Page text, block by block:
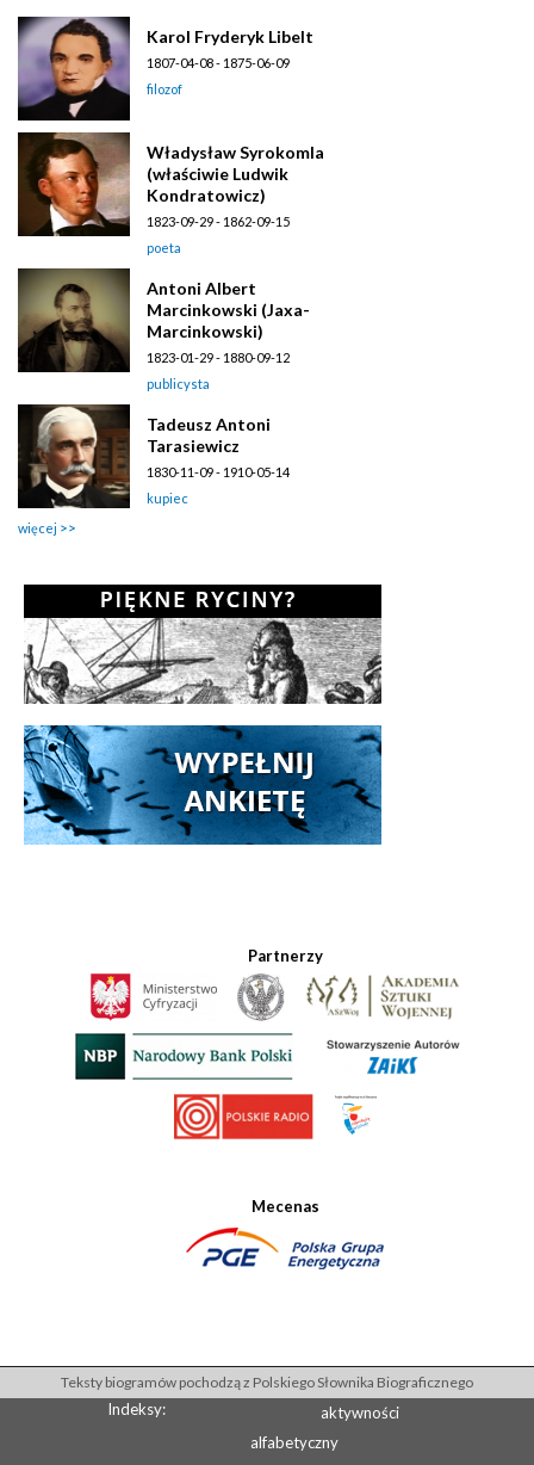
Karol Fryderyk Libelt
1807-04-08 - 1875-06-09
filozof
Władysław Syrokomla
(właściwie Ludwik
Kondratowicz)
1823-09-29 - 1862-09-15
poeta
Antoni Albert
Marcinkowski (Jaxa-
Marcinkowski)
1823-01-29 - 1880-09-12
publicysta
Tadeusz Antoni
Tarasiewicz
1830-11-09 - 1910-05-14
kupiec
więcej
Partnerzy
Mecenas
Teksty biogramów pochodzą z Polskiego Słownika Biograficznego
Indeksy:
aktywności
alfabetyczny